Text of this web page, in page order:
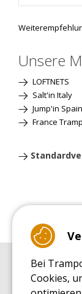
Unsere
LOFTNETS
Salt'in Italy
Jump'in Spain
France
EINKAUFSRATGEBER
Einkaufsratgeber
Bei
Cookies,